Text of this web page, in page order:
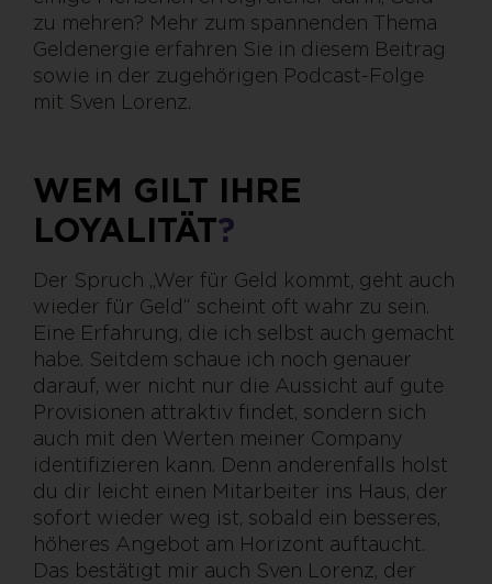
zu mehren? Mehr zum spannenden Thema
Geldenergie erfahren Sie in diesem Beitrag
sowie in der zugehörigen Podcast-Folge
mit Sven Lorenz.
WEM GILT IHRE
LOYALITÄT?
Der Spruch „Wer für Geld kommt, geht auch
wieder für Geld“ scheint oft wahr zu sein.
Eine Erfahrung, die ich selbst auch gemacht
habe. Seitdem schaue ich noch genauer
darauf, wer nicht nur die Aussicht auf gute
Provisionen attraktiv findet, sondern sich
auch mit den Werten meiner Company
identifizieren kann. Denn anderenfalls holst
du dir leicht einen Mitarbeiter ins Haus, der
sofort wieder weg ist, sobald ein besseres,
höheres Angebot am Horizont auftaucht.
Das bestätigt mir auch Sven Lorenz, der